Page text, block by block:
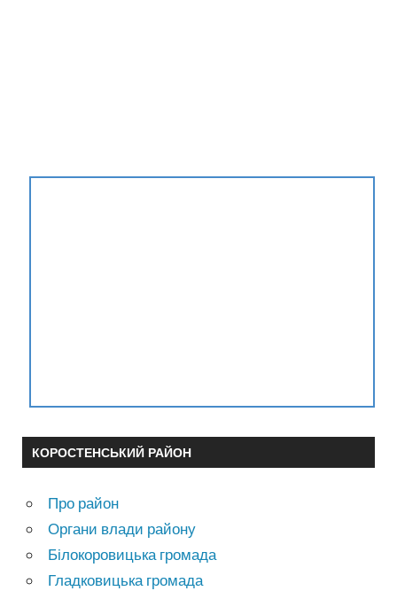
КОРОСТЕНСЬКИЙ РАЙОН
Про район
Органи влади району
Білокоровицька громада
Гладковицька громада